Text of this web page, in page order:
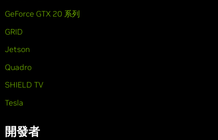
GeForce GTX 20 系列
GRID
Jetson
Quadro
SHIELD TV
Tesla
開發者